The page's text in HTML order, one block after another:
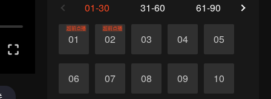
01-30 31-60 61-90
01
超前点播
02
超前点播
03 04 05
06 07 08 09 10